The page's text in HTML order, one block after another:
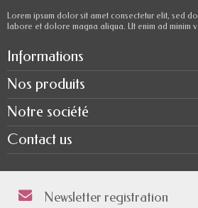
Lorem ipsum dolor sit amet consectetur elit, sed
labore et dolore magna aliqua. Ut enim ad minim
Informations
Nos produits
Notre société
Contact us
Newsletter registration